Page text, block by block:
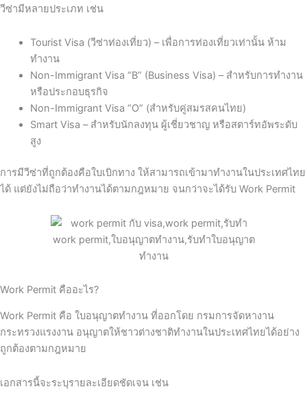
วีซ่ามีหลายประเภท เช่น
Tourist Visa (วีซ่าท่องเที่ยว) – เพื่อการท่องเที่ยวเท่านั้น ห้าม
ทำงาน
Non-Immigrant Visa “B” (Business Visa) – สำหรับการทำงาน
หรือประกอบธุรกิจ
Non-Immigrant Visa “O” (สำหรับคู่สมรสคนไทย)
Smart Visa – สำหรับนักลงทุน ผู้เชี่ยวชาญ หรือสตาร์ทอัพระดับ
สูง
การมีวีซ่าที่ถูกต้องคือใบเบิกทาง ให้สามารถเข้ามาทำงานในประเทศไทย
ได้ แต่ยังไม่ถือว่าทำงานได้ตามกฎหมาย จนกว่าจะได้รับ Work Permit
Work Permit คืออะไร?
Work Permit คือ ใบอนุญาตทำงาน ที่ออกโดย กรมการจัดหางาน
กระทรวงแรงงาน อนุญาตให้ชาวต่างชาติทำงานในประเทศไทยได้อย่าง
ถูกต้องตามกฎหมาย
เอกสารนี้จะระบุรายละเอียดชัดเจน เช่น